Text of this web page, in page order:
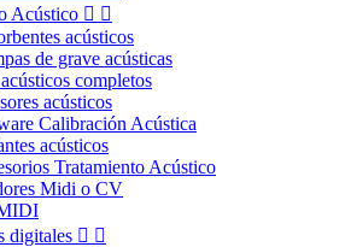
Acústico  
acústicos
de grave acústicas
completos
acústicos
Calibración Acústica
acústicos
Tratamiento Acústico
Midi o CV
digitales  